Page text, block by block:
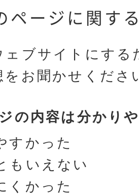
ページに関す
ェブサイトにする
をお聞かせくださ
の内容は分かり
すかった
もいえない
くかった